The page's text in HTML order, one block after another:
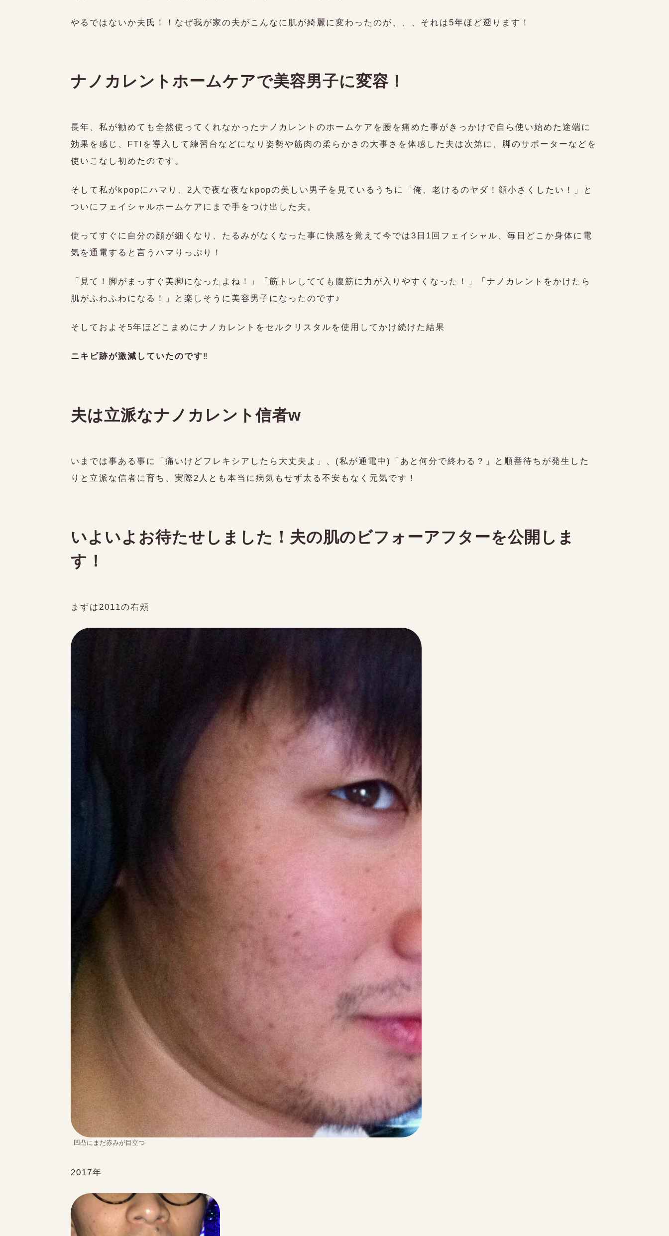
やるではないか夫氏！！なぜ我が家の夫がこんなに肌が綺麗に変わったのが、、、それは5年ほど遡ります！
ナノカレントホームケアで美容男子に変容！
長年、私が勧めても全然使ってくれなかったナノカレントのホームケアを腰を痛めた事がきっかけで自ら使い始めた途端に
効果を感じ、FTIを導入して練習台などになり姿勢や筋肉の柔らかさの大事さを体感した夫は次第に、脚のサポーターなどを
使いこなし初めたのです。
そして私がkpopにハマり、2人で夜な夜なkpopの美しい男子を見ているうちに「俺、老けるのヤダ！顔小さくしたい！」と
ついにフェイシャルホームケアにまで手をつけ出した夫。
使ってすぐに自分の顔が細くなり、たるみがなくなった事に快感を覚えて今では3日1回フェイシャル、毎日どこか身体に電
気を通電すると言うハマりっぷり！
「見て！脚がまっすぐ美脚になったよね！」「筋トレしてても腹筋に力が入りやすくなった！」「ナノカレントをかけたら
肌がふわふわになる！」と楽しそうに美容男子になったのです♪
そしておよそ5年ほどこまめにナノカレントをセルクリスタルを使用してかけ続けた結果
ニキビ跡が激減していたのです‼️
夫は立派なナノカレント信者w
いまでは事ある事に「痛いけどフレキシアしたら大丈夫よ」、(私が通電中)「あと何分で終わる？」と順番待ちが発生した
りと立派な信者に育ち、実際2人とも本当に病気もせず太る不安もなく元気です！
いよいよお待たせしました！夫の肌のビフォーアフターを公開しま
す！
まずは2011の右頬
凹凸にまだ赤みが目立つ
2017年
Reservation